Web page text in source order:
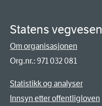
Statens vegvesen
Om organisasjonen
Org.nr.: 971 032 081
Statistikk og analyser
Innsyn etter offentligloven